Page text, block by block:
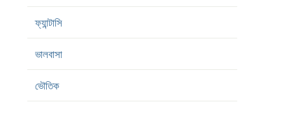
ফ্যান্টাসি
ভালবাসা
ভৌতিক